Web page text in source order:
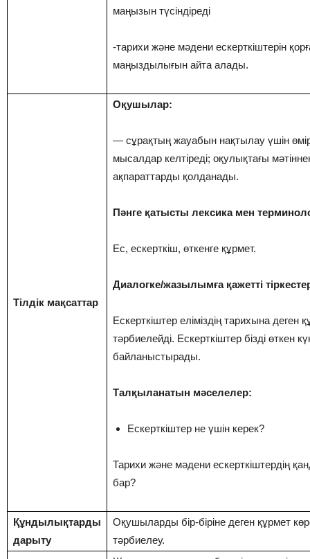
маңызын түсіндіреді
-тарихи және мәдени ескерткіштерін
маңыздылығын айта алады.
Тілдік мақсаттар
Оқушылар:
— сұрақтың жауабын нақтылау үшін
мысалдар келтіреді; оқулықтағы
ақпараттарды қолданады.
Пәнге қатысты лексика мен
Ес, ескерткіш, өткенге құрмет.
Диалогке/жазылымға қажетті
Ескерткіштер еліміздің тарихына деген
тәрбиелейді. Ескерткіштер бізді өткен
байланыстырады.
Талқыланатын мәселелер:
Ескерткіштер не үшін керек?
Тарихи және мәдени ескерткіштердің
бар?
Құндылықтарды
дарыту
Оқушыларды бір-біріне деген құрмет
тәрбиелеу.